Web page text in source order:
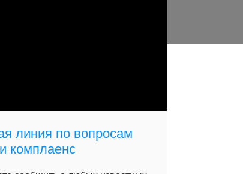
линия по вопросам
комплаенс